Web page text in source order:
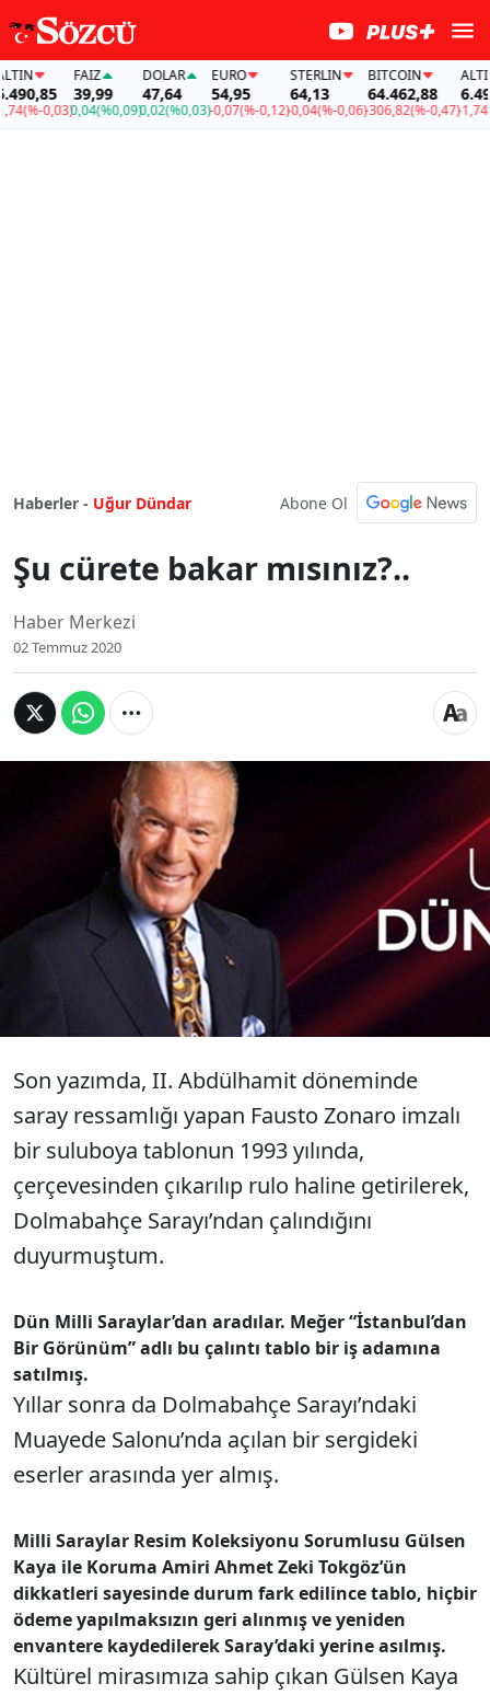
(%-0,03)
FAİZ
39,99
0,04(%0,09)
DOLAR
47,64
0,02(%0,03)
EURO
54,95
-0,07(%-0,12)
STERLIN
64,13
-0,04(%-0,06)
BITCOIN
64.462,88
-306,82(%-0,47)
ALTIN
-1,74(%-
Haberler - Uğur Dündar Abone Ol
Şu cürete bakar mısınız?..
Haber Merkezi
02 Temmuz 2020
Şu cürete bakar
mısınız?..
Son yazımda, II. Abdülhamit döneminde
saray ressamlığı yapan Fausto Zonaro imzalı
bir suluboya tablonun 1993 yılında,
çerçevesinden çıkarılıp rulo haline getirilerek,
Dolmabahçe Sarayı’ndan çalındığını
duyurmuştum.
Dün Milli Saraylar’dan aradılar. Meğer “İstanbul’dan
Bir Görünüm” adlı bu çalıntı tablo bir iş adamına
satılmış.
Yıllar sonra da Dolmabahçe Sarayı’ndaki
Muayede Salonu’nda açılan bir sergideki
eserler arasında yer almış.
Milli Saraylar Resim Koleksiyonu Sorumlusu Gülsen
Kaya ile Koruma Amiri Ahmet Zeki Tokgöz’ün
dikkatleri sayesinde durum fark edilince tablo, hiçbir
ödeme yapılmaksızın geri alınmış ve yeniden
envantere kaydedilerek Saray’daki yerine asılmış.
Kültürel mirasımıza sahip çıkan Gülsen Kaya